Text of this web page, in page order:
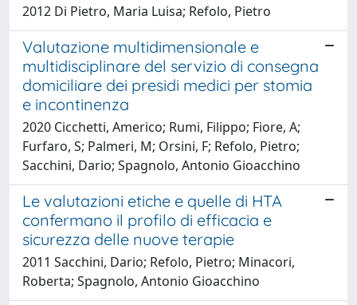
2012 Di Pietro, Maria Luisa; Refolo, Pietro
Valutazione multidimensionale e
multidisciplinare del servizio di consegna
domiciliare dei presidi medici per stomia
e incontinenza
2020 Cicchetti, Americo; Rumi, Filippo; Fiore, A;
Furfaro, S; Palmeri, M; Orsini, F; Refolo, Pietro;
Sacchini, Dario; Spagnolo, Antonio Gioacchino
Le valutazioni etiche e quelle di HTA
confermano il profilo di efficacia e
sicurezza delle nuove terapie
2011 Sacchini, Dario; Refolo, Pietro; Minacori,
Roberta; Spagnolo, Antonio Gioacchino